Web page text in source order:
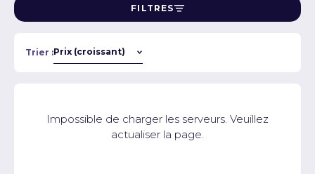
FILTRES
Trier :
Impossible de charger les serveurs. Veuillez
actualiser la page.